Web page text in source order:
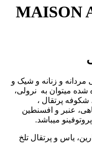
MAISON
مردانه و زنانه و شیک و
میتوان به نرولی،
شکوفه پرتقال ،
عنبر و افسنطین
میباشد.
یاس و پرتقال تلخ